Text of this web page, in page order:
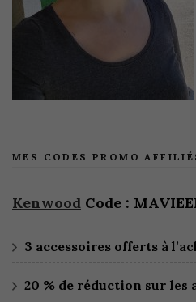
MES CODES PROMO
Kenwood Code :
3 accessoires offerts à
20 % de réduction sur les